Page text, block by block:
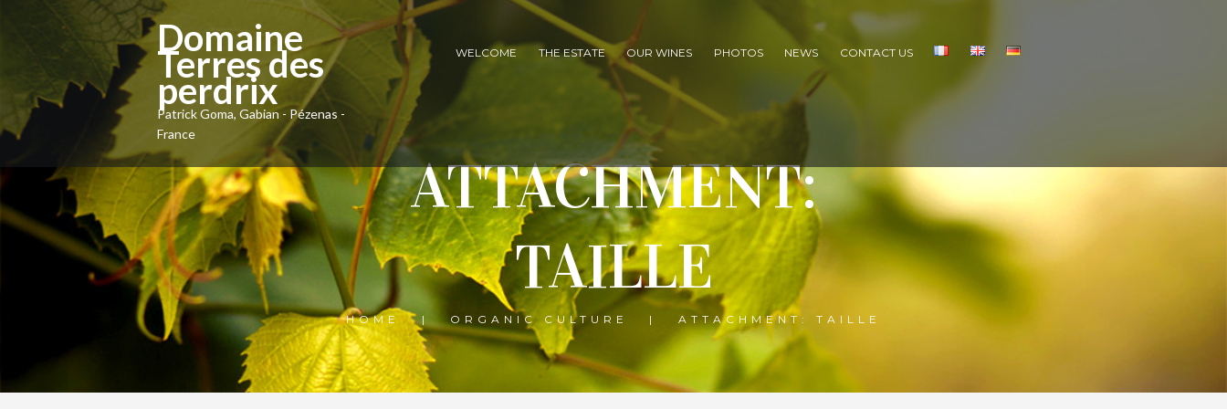
Domaine
Terres des
perdrix
Patrick Goma, Gabian - Pézenas -
France
WELCOME THE ESTATE OUR WINES PHOTOS NEWS CONTACT US
ATTACHMENT:
TAILLE
HOME ORGANIC CULTURE ATTACHMENT: TAILLE